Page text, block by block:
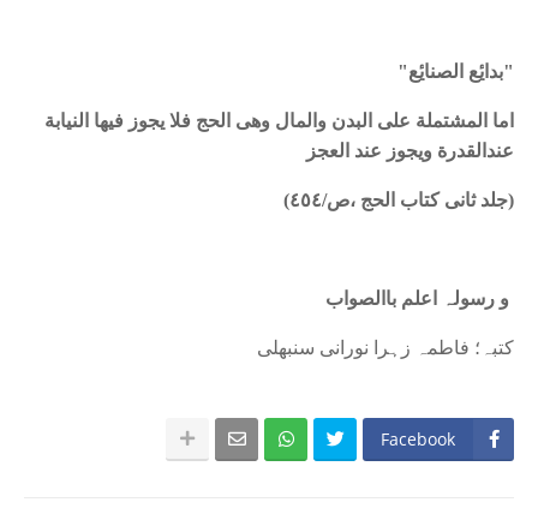
"بدایٔع الصنایٔع"
اما المشتملة علی البدن والمال وھی الحج فلا یجوز فیھا النیابة
عندالقدرة ویجوز عند العجز
(جلد ثانی کتاب الحج ،ص/٤٥٤)
و رسولہ اعلم باالصواب
کتبہ؛ فاطمہ زہرا نورانی سنبھلی
Facebook